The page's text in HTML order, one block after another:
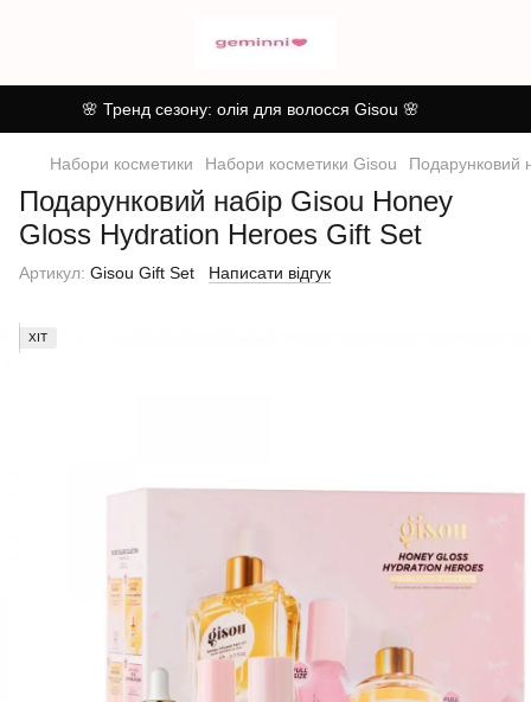
🌸 Тренд сезону: олія для волосся Gisou 🌸
Набори косметики Набори косметики Gisou Подарунковий
Подарунковий набір Gisou Honey
Gloss Hydration Heroes Gift Set
Артикул: Gisou Gift Set Написати відгук
ХІТ